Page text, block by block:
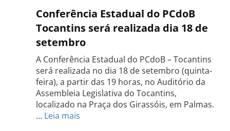
Conferência Estadual do PCdoB
Tocantins será realizada dia 18 de
setembro
A Conferência Estadual do PCdoB – Tocantins
será realizada no dia 18 de setembro (quinta-
feira), a partir das 19 horas, no Auditório da
Assembleia Legislativa do Tocantins,
localizado na Praça dos Girassóis, em Palmas.
… Leia mais